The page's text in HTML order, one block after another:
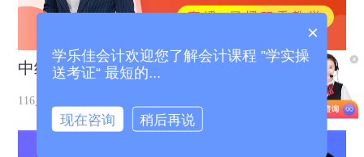
中级会计考证班体验课
116人在学习
×
学乐佳会计欢迎您了解会计课程 ”学实操
送考证“ 最短的...
现在咨询 稍后再说